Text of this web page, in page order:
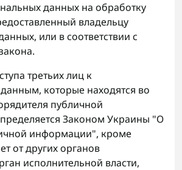
данных на обработку
владельцу
или в соответствии с
третьих лиц к
которые находятся во
публичной
Законом Украины "О
информации", кроме
от других органов
исполнительной власти,